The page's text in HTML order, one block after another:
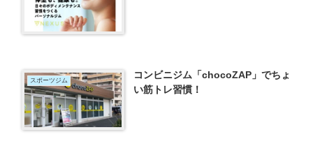
スポーツジム
コンビニジム「chocoZAP」でちょ
い筋トレ習慣！